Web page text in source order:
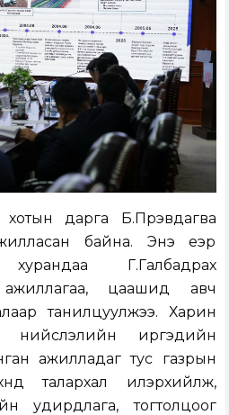
дарга Б.Пүрэвдагва
байна. Энэ үеэр
Г.Галбадрах
ажиллагаа, цаашид авч
танилцуулжээ. Харин
нийслэлийн иргэдийн
ажилладаг тус газрын
талархал илэрхийлж,
удирдлага, тогтолцоог